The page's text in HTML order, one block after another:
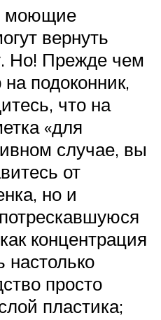
моющие
вернуть
Но! Прежде чем
подоконник,
что на
«для
случае, вы
от
но и
концентрация
просто
пластика;